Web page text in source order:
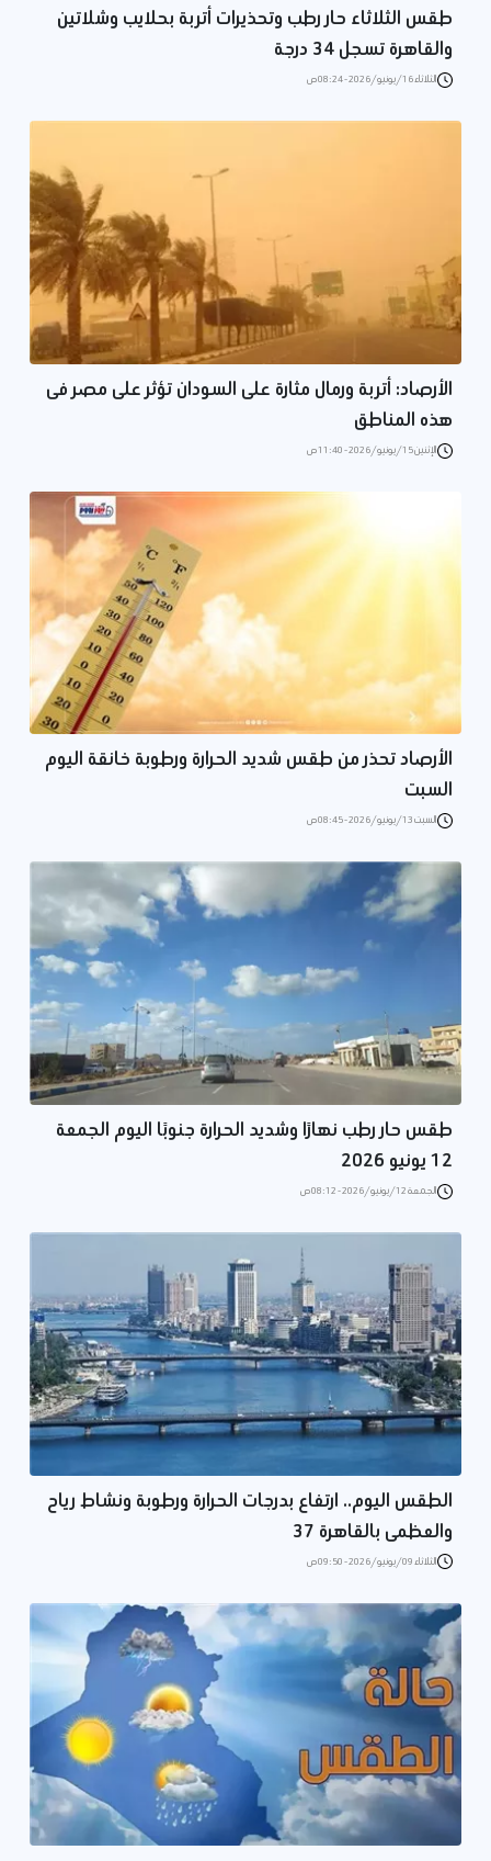
طقس الثلاثاء حار رطب وتحذيرات أتربة بحلايب وشلاتين
والقاهرة تسجل 34 درجة
الثلاثاء 16/يونيو/2026 - 08:24 ص
الأرصاد: أتربة ورمال مثارة على السودان تؤثر على مصر فى
هذه المناطق
الإثنين 15/يونيو/2026 - 11:40 ص
الأرصاد تحذر من طقس شديد الحرارة ورطوبة خانقة اليوم
السبت
السبت 13/يونيو/2026 - 08:45 ص
طقس حار رطب نهارًا وشديد الحرارة جنوبًا اليوم الجمعة
12 يونيو 2026
الجمعة 12/يونيو/2026 - 08:12 ص
الطقس اليوم.. ارتفاع بدرجات الحرارة ورطوبة ونشاط رياح
والعظمى بالقاهرة 37
الثلاثاء 09/يونيو/2026 - 09:50 ص